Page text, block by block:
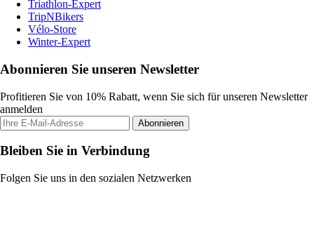
Triathlon-Expert
TripNBikers
Vélo-Store
Winter-Expert
Abonnieren Sie unseren Newsletter
Profitieren Sie von 10% Rabatt, wenn Sie sich für unseren Newsletter
anmelden
Abonnieren
Bleiben Sie in Verbindung
Folgen Sie uns in den sozialen Netzwerken